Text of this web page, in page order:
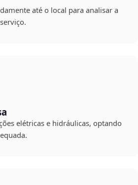
até o local para analisar a
elétricas e hidráulicas, optando